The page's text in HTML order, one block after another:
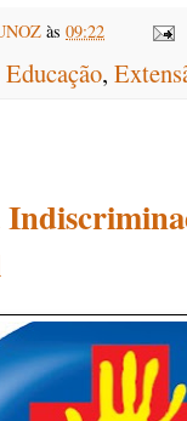
às 09:22
Educação,